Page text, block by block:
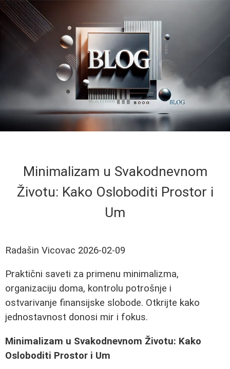
Minimalizam u Svakodnevnom
Životu: Kako Osloboditi Prostor i
Um
Radašin Vicovac 2026-02-09
Praktični saveti za primenu minimalizma,
organizaciju doma, kontrolu potrošnje i
ostvarivanje finansijske slobode. Otkrijte kako
jednostavnost donosi mir i fokus.
Minimalizam u Svakodnevnom Životu: Kako
Osloboditi Prostor i Um